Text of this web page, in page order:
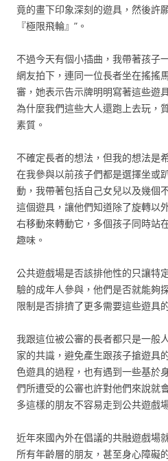
竟的畫下印象深刻的遊具，然後許
『極限飛輪』”。
不過今天有個小插曲，我帶著孩子
網友拍下，連同一位長者坐在搖搖
審，她表示告示牌明明寫著這些遊
為什麼我們這些大人還跑上去玩，
素質。
不確定長者的想法，但我的想法是
在我參與以前孩子們都是選擇坐或
動，我帶著包括自己女兒以及幾個
這個遊具，讓他們知道除了旋轉以
右移動來轉動它，多個孩子同時站
趣味。
公共遊戲場是否該排他性的只讓特
驗的成年人參與，他們是否就能夠
限制是否排擠了更多需要這些遊具
我跟這位被公審的長者都只是一般
家的共識，避免產生跟孩子搶遊具
色遊具的過程，也有遇到一些基於
們所遭受的公審也許對他們來說就
多這樣的朋友不容易走到公共遊戲
近年來國內外在倡議的共融遊戲場
所有年齡層的朋友，甚至身心障礙